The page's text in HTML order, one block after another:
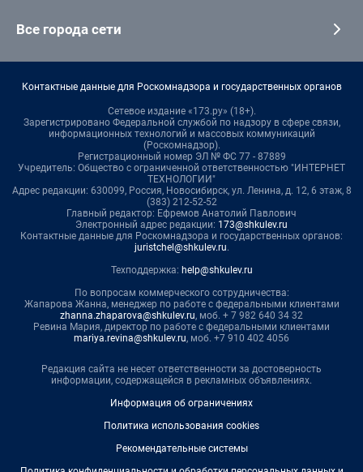
Все города сети
Контактные данные для Роскомнадзора и государственных органов
Сетевое издание «173.ру» (18+).
Зарегистрировано Федеральной службой по надзору в сфере связи,
информационных технологий и массовых коммуникаций
(Роскомнадзор).
Регистрационный номер ЭЛ № ФС 77 - 87889
Учредитель: Общество с ограниченной ответственностью "ИНТЕРНЕТ
ТЕХНОЛОГИИ"
Адрес редакции: 630099, Россия, Новосибирск, ул. Ленина, д. 12, 6 этаж, 8
(383) 212-52-52
Главный редактор: Ефремов Анатолий Павлович
Электронный адрес редакции: 173@shkulev.ru
Контактные данные для Роскомнадзора и государственных органов:
juristchel@shkulev.ru.
Техподдержка: help@shkulev.ru
По вопросам коммерческого сотрудничества:
Жапарова Жанна, менеджер по работе с федеральными клиентами
zhanna.zhaparova@shkulev.ru, моб. + 7 982 640 34 32
Ревина Мария, директор по работе с федеральными клиентами
mariya.revina@shkulev.ru, моб. +7 910 402 4056
Редакция сайта не несет ответственности за достоверность
информации, содержащейся в рекламных объявлениях.
Информация об ограничениях
Политика использования cookies
Рекомендательные системы